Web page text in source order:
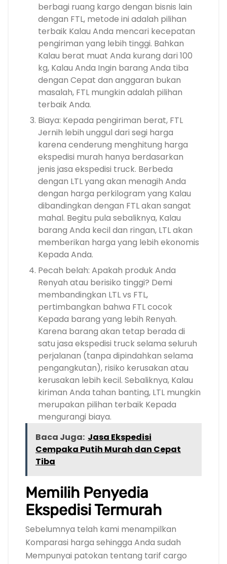
berbagi ruang kargo dengan bisnis lain
dengan FTL, metode ini adalah pilihan
terbaik Kalau Anda mencari kecepatan
pengiriman yang lebih tinggi. Bahkan
Kalau berat muat Anda kurang dari 100
kg, Kalau Anda Ingin barang Anda tiba
dengan Cepat dan anggaran bukan
masalah, FTL mungkin adalah pilihan
terbaik Anda.
Biaya: Kepada pengiriman berat, FTL
Jernih lebih unggul dari segi harga
karena cenderung menghitung harga
ekspedisi murah hanya berdasarkan
jenis jasa ekspedisi truck. Berbeda
dengan LTL yang akan menagih Anda
dengan harga perkilogram yang Kalau
dibandingkan dengan FTL akan sangat
mahal. Begitu pula sebaliknya, Kalau
barang Anda kecil dan ringan, LTL akan
memberikan harga yang lebih ekonomis
Kepada Anda.
Pecah belah: Apakah produk Anda
Renyah atau berisiko tinggi? Demi
membandingkan LTL vs FTL,
pertimbangkan bahwa FTL cocok
Kepada barang yang lebih Renyah.
Karena barang akan tetap berada di
satu jasa ekspedisi truck selama seluruh
perjalanan (tanpa dipindahkan selama
pengangkutan), risiko kerusakan atau
kerusakan lebih kecil. Sebaliknya, Kalau
kiriman Anda tahan banting, LTL mungkin
merupakan pilihan terbaik Kepada
mengurangi biaya.
Baca Juga: Jasa Ekspedisi
Cempaka Putih Murah dan Cepat
Tiba
Memilih Penyedia
Ekspedisi Termurah
Sebelumnya telah kami menampilkan
Komparasi harga sehingga Anda sudah
Mempunyai patokan tentang tarif cargo